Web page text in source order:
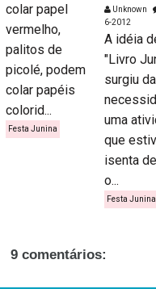
colar papel
vermelho,
palitos de
picolé, podem
colar papéis
colorid...
Festa Junina
Unknown
6-2012
A idéia
"Livro
surgiu da
uma
que
isenta
o...
Festa Junina
9 comentários: